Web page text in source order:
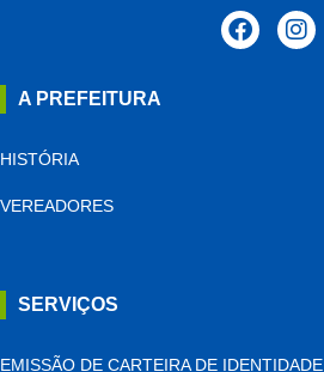
A PREFEITURA
HISTÓRIA
VEREADORES
SERVIÇOS
EMISSÃO DE CARTEIRA DE IDENTIDADE